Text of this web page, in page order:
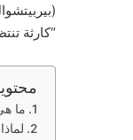
“كارثة
ما